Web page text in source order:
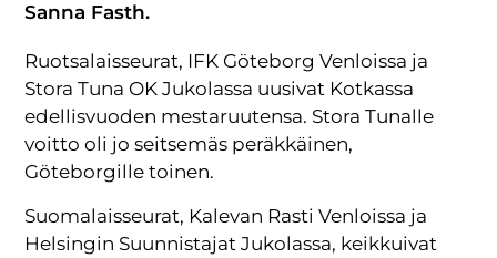
Sanna Fasth.
Ruotsalaisseurat, IFK Göteborg Venloissa ja
Stora Tuna OK Jukolassa uusivat Kotkassa
edellisvuoden mestaruutensa. Stora Tunalle
voitto oli jo seitsemäs peräkkäinen,
Göteborgille toinen.
Suomalaisseurat, Kalevan Rasti Venloissa ja
Helsingin Suunnistajat Jukolassa, keikkuivat